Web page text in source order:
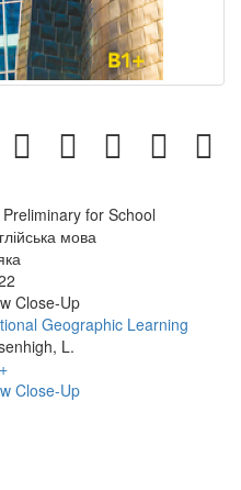
Preliminary for School
мова
Close-Up
Geographic Learning
L.
Close-Up